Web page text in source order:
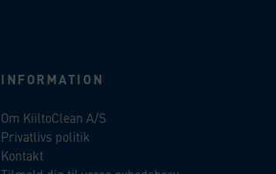
INFORMATION
Om KiiltoClean A/S
Privatlivs politik
Kontakt